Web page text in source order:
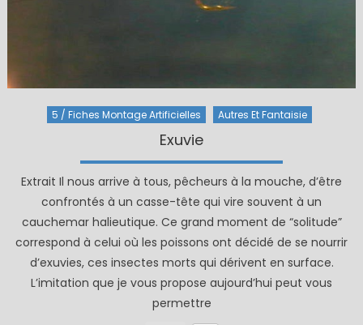
5 / Fiches Montage Artificielles Autres Et Fantaisie
Exuvie
Extrait Il nous arrive à tous, pêcheurs à la mouche, d’être
confrontés à un casse-tête qui vire souvent à un
cauchemar halieutique. Ce grand moment de “solitude”
correspond à celui où les poissons ont décidé de se nourrir
d’exuvies, ces insectes morts qui dérivent en surface.
L’imitation que je vous propose aujourd’hui peut vous
permettre